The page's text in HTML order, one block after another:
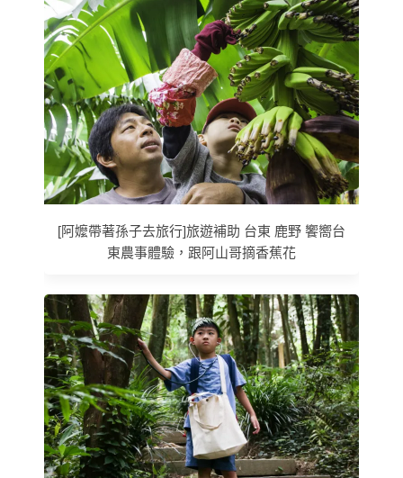
[阿嬤帶著孫子去旅行]旅遊補助 台東 鹿野 饗嚮台
東農事體驗，跟阿山哥摘香蕉花